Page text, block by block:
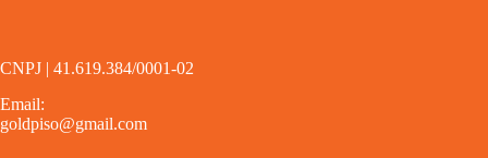
CNPJ | 41.619.384/0001-02
Email:
goldpiso@gmail.com